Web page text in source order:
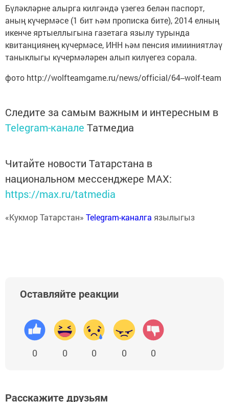
Бүләкләрне алырга килгәндә үзегез белән паспорт,
аның күчермәсе (1 бит һәм прописка бите), 2014 елның
икенче яртыеллыгына газетага язылу турында
квитанциянең күчермәсе, ИНН һәм пенсия имииниятләү
таныклыгы күчермәләрен алып килүегез сорала.
фото http://wolfteamgame.ru/news/official/64--wolf-team
Следите за самым важным и интересным в
Telegram-канале Татмедиа
Читайте новости Татарстана в
национальном мессенджере MАХ:
https://max.ru/tatmedia
«Кукмор Татарстан» Telegram-каналга язылыгыз
Оставляйте реакции
0 0 0 0 0
Расскажите друзьям